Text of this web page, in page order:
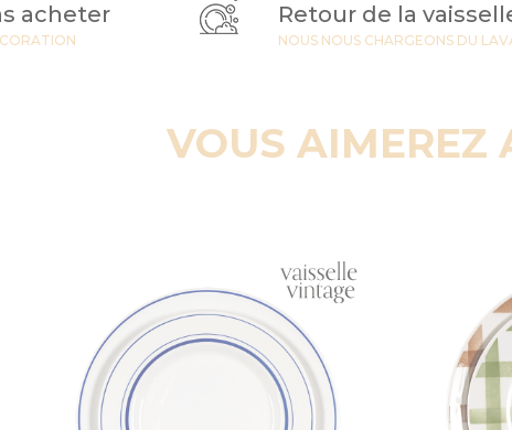
acheter Retour de la
NOUS NOUS CHARGEONS DU
VOUS AIMEREZ